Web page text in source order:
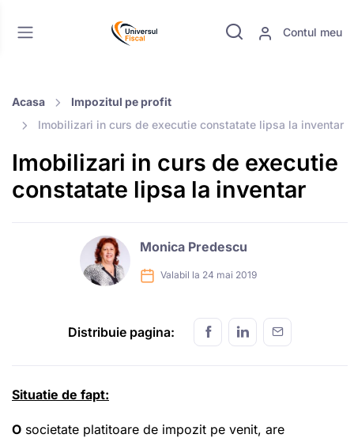
Contul meu
Acasa
Impozitul pe profit
Imobilizari in curs de executie constatate lipsa la inventar
Imobilizari in curs de executie
constatate lipsa la inventar
Monica Predescu
Valabil la 24 mai 2019
Distribuie pagina:
Situatie de fapt:
O societate platitoare de impozit pe venit, are